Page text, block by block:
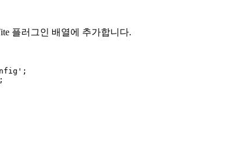
플러그인 배열에 추가합니다.
' ;
;